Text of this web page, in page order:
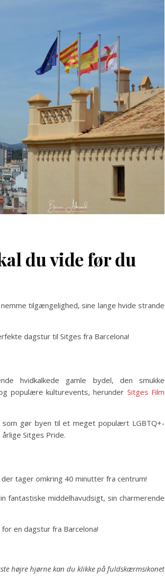
du vide før du
tilgængelighed, sine lange hvide strande
dagstur til Sitges fra Barcelona!
hvidkalkede gamle bydel, den smukke
populære kulturevents, herunder Sitges Film
gør byen til et meget populært LGBTQ+-
Sitges Pride.
tager omkring 40 minutter fra centrum!
fantastiske middelhavudsigt, sin charmerende
en dagstur fra Barcelona!
højre hjørne kan du klikke på fuldskærmsikonet